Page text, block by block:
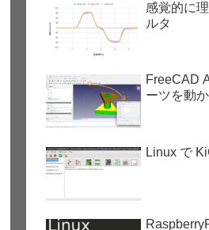
感覚的に
ルタ
FreeCAD
ーツを動
Linux で